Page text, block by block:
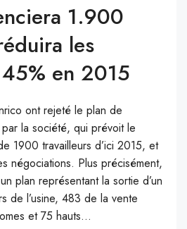
1.900
les
en 2015
ont rejeté le plan de
la société, qui prévoit le
1900 travailleurs d’ici 2015, et
négociations. Plus précisément,
plan représentant la sortie d’un
de l’usine, 483 de la vente
et 75 hauts...